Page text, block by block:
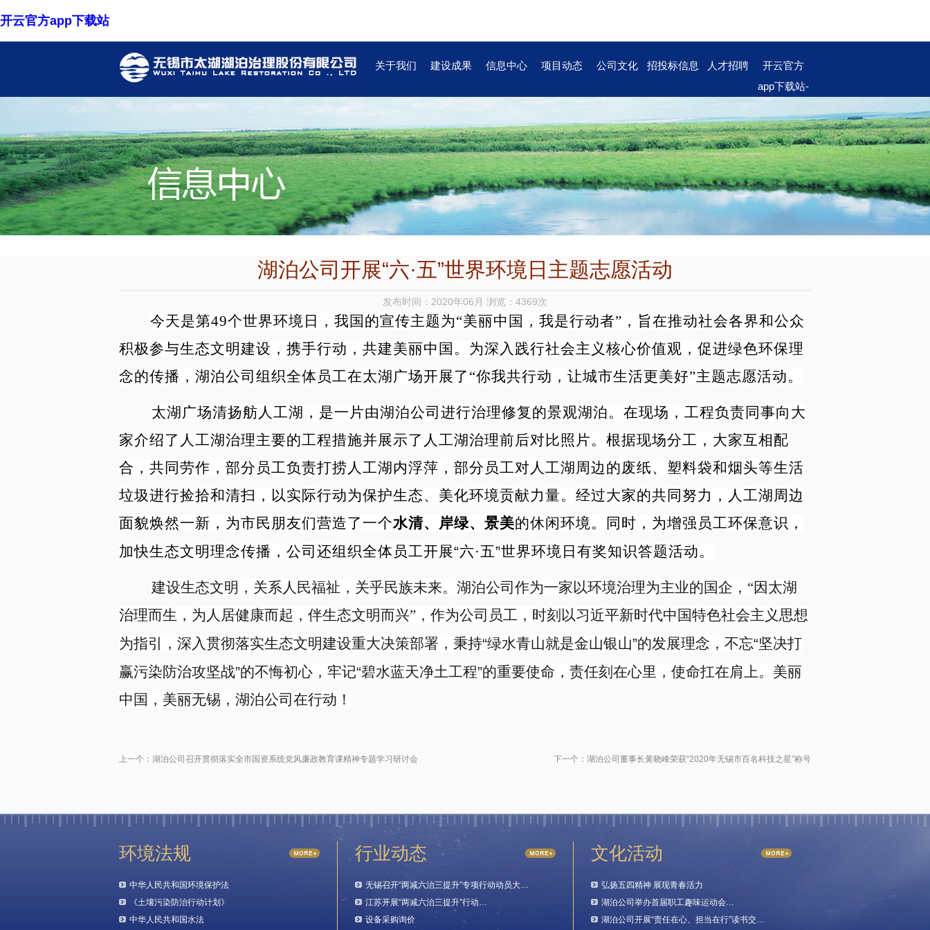
开云官方app下载站
关于我们 建设成果 信息中心 项目动态 公司文化 招投标信息 人才招聘
开云官方
app下载站-
国）
湖泊公司开展“六·五”世界环境日主题志愿活动
发布时间：2020年06月 浏览：4369次
今天是第49个世界环境日，我国的宣传主题为“美丽中国，我是行动者”，旨在推动社会各界和公众
积极参与生态文明建设，携手行动，共建美丽中国。 为深入践行社会主义核心价值观，促进绿色环保理
念的传播，湖泊公司组织全体员工在太湖广场开展了“你我共行动，让城市生活更美好”主题志愿活动。
太湖广场清扬舫人工湖，是一片由湖泊公司进行治理修复的景观湖泊。在现场，工程负责同事向大
家介绍了人工湖治理主要的工程措施并展示了人工湖治理前后对比照片。根据现场分工，大家互相配
合，共同劳作，部分员工负责打捞人工湖内浮萍，部分员工对人工湖周边的废纸、塑料袋和烟头等生活
垃圾进行捡拾和清扫，以实际行动为保护生态、美化环境贡献力量。经过大家的共同努力，人工湖周边
面貌焕然一新，为市民朋友们营造了一个水清、岸绿、景美的休闲环境。同时，为增强员工环保意识，
加快生态文明理念传播，公司还组织全体员工开展“六·五”世界环境日有奖知识答题活动。
建设生态文明，关系人民福祉，关乎民族未来。湖泊公司作为一家以环境治理为主业的国企，“因太湖
治理而生，为人居健康而起，伴生态文明而兴”，作为公司员工，时刻以习近平新时代中国特色社会主义思想
为指引，深入贯彻落实生态文明建设重大决策部署，秉持“绿水青山就是金山银山”的发展理念，不忘“坚决打
赢污染防治攻坚战”的不悔初心，牢记“碧水蓝天净土工程”的重要使命，责任刻在心里，使命扛在肩上。美丽
中国，美丽无锡，湖泊公司在行动！
上一个： 湖泊公司召开贯彻落实全市国资系统党风廉政教育课精神专题学习研讨会 下一个： 湖泊公司董事长黄晓峰荣获“2020年无锡市百名科技之星”称号
环境法规
中华人民共和国环境保护法
《土壤污染防治行动计划》
中华人民共和国水法
行业动态
无锡召开“两减六治三提升”专项行动动员大…
江苏开展“两减六治三提升”行动…
设备采购询价
文化活动
弘扬五四精神 展现青春活力
湖泊公司举办首届职工趣味运动会…
湖泊公司开展“责任在心、担当在行”读书交…